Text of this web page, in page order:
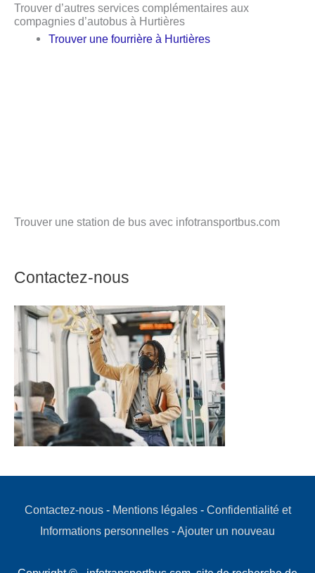
Trouver d’autres services complémentaires aux
compagnies d’autobus à Hurtières
Trouver une fourrière à Hurtières
Trouver une station de bus avec infotransportbus.com
Contactez-nous
Contactez-nous- Mentions légales- Confidentialité et
Informations personnelles -Ajouter un nouveau